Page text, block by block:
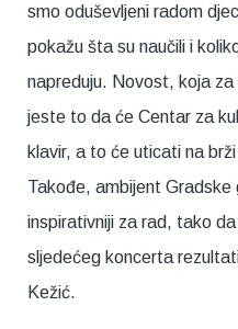
smo oduševljeni radom
pokažu šta su naučili i
napreduju. Novost, koja za
jeste to da će Centar za
klavir, a to će uticati na
Takođe, ambijent Gradske
inspirativniji za rad, tako
sljedećeg koncerta
Kežić.